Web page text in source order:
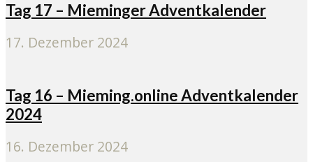
Tag 17 – Mieminger Adventkalender
17. Dezember 2024
Tag 16 – Mieming.online Adventkalender
2024
16. Dezember 2024